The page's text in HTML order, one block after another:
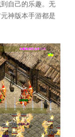
自己的乐趣。无
神版本手游都是